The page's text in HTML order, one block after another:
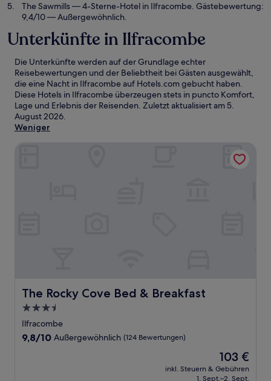
The Sawmills— 4-Sterne-Hotel in Ilfracombe. Gästebewertung:
9,4/10 — Außergewöhnlich.
Unterkünfte in Ilfracombe
Die Unterkünfte werden auf der Grundlage echter
Reisebewertungen und der Beliebtheit bei Gästen ausgewählt,
die eine Nacht in Ilfracombe auf Hotels.com gebucht haben.
Diese Hotels in Ilfracombe überzeugen stets in puncto Komfort,
Lage und Erlebnis der Reisenden. Zuletzt aktualisiert am5.
August 2026.
Weniger
The Rocky Cove Bed & Breakfast
The Rocky Cove Bed & Breakfast
3.5-
Sterne-
Unterkunft
Ilfracombe
9.8
9,8/10 Außergewöhnlich (124 Bewertungen)
Der
Preis
beträgt
103 €
inkl. Steuern & Gebühren
1. Sept.–2. Sept.